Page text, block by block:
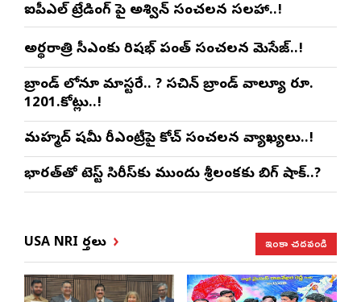
ఐపీఎల్ ట్రేడింగ్ పై అశ్విన్ సంచలన సలహా..!
అర్థరాత్రి సీఎంకు రిషభ్ పంత్ సంచలన మెసేజ్..!
బ్రాండ్ లోనూ మాస్టరే.. ? సచిన్ బ్రాండ్ వాల్యూ రూ.
1201.కోట్లు..!
మహ్మద్ షమీ రీఎంట్రీపై కోచ్ సంచలన వ్యాఖ్యలు..!
భారత్‌తో టెస్ట్ సిరీస్‌కు ముందు శ్రీలంకకు బిగ్ షాక్..?
USA NRI వార్తలు ఇంకా చదవండి